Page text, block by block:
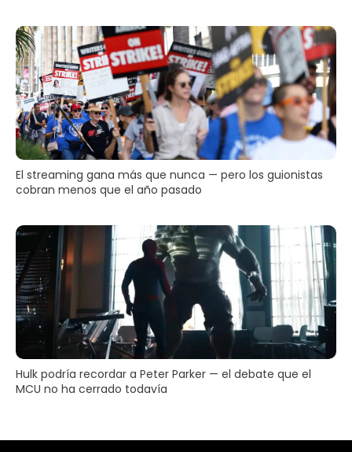
El streaming gana más que nunca — pero los guionistas
cobran menos que el año pasado
Hulk podría recordar a Peter Parker — el debate que el
MCU no ha cerrado todavía